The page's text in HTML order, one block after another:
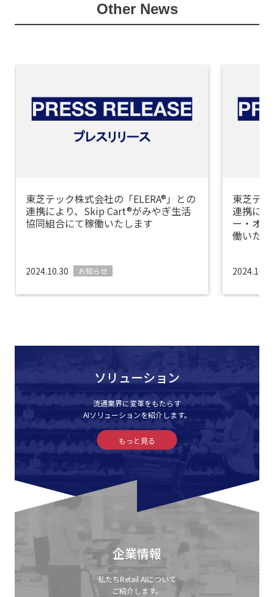
Other News
東芝テック株式会社の「ELERA®」との
連携により、Skip Cart®がみやぎ生活
協同組合にて稼働いたします
2024.10.30 お知らせ
東芝テ
連携に
ー・オ
働いた
ソリューション
流通業界に変革をもたらす
AIソリューションを紹介します。
もっと見る
企業情報
私たちRetail AIについて
ご紹介します。